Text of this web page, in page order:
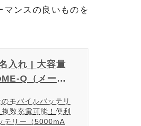
ンスの良いものを
入れ | 大容量
Q（メー
モバイルバッテリ
数充電可能！便利
テリー（5000mA